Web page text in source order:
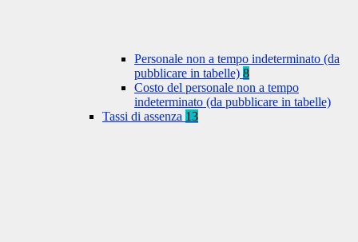
Personale non a tempo indeterminato (da
pubblicare in tabelle) 8
Costo del personale non a tempo
indeterminato (da pubblicare in tabelle)
Tassi di assenza 13